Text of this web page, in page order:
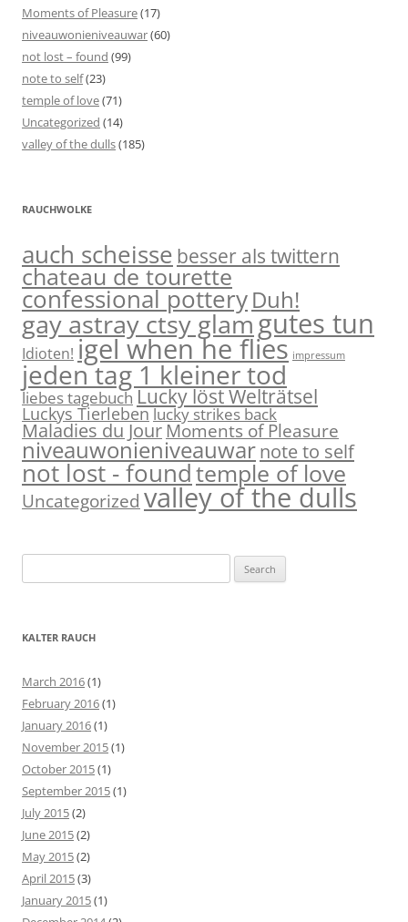
Moments of Pleasure(17)
niveauwonieniveauwar(60)
not lost – found (99)
note to self(23)
temple of love(71)
Uncategorized (14)
valley of the dulls(185)
RAUCHWOLKE
auch scheisse besser als twittern
chateau de tourette
confessional potteryDuh!
gay astray ctsy glamgutes tun
Idioten! igel when he flies impressum
jeden tag 1 kleiner tod
liebes tagebuch Lucky löst Welträtsel
Luckys Tierlebenlucky strikes back
Maladies du Jour Moments of Pleasure
niveauwonieniveauwarnote to self
not lost - foundtemple of love
Uncategorized valley of the dulls
e
r
h
f
o
r
:
KALTER RAUCH
March 2016(1)
February 2016(1)
January 2016(1)
November 2015(1)
October 2015(1)
September 2015(1)
July 2015(2)
June 2015(2)
May 2015(2)
April 2015(3)
January 2015(1)